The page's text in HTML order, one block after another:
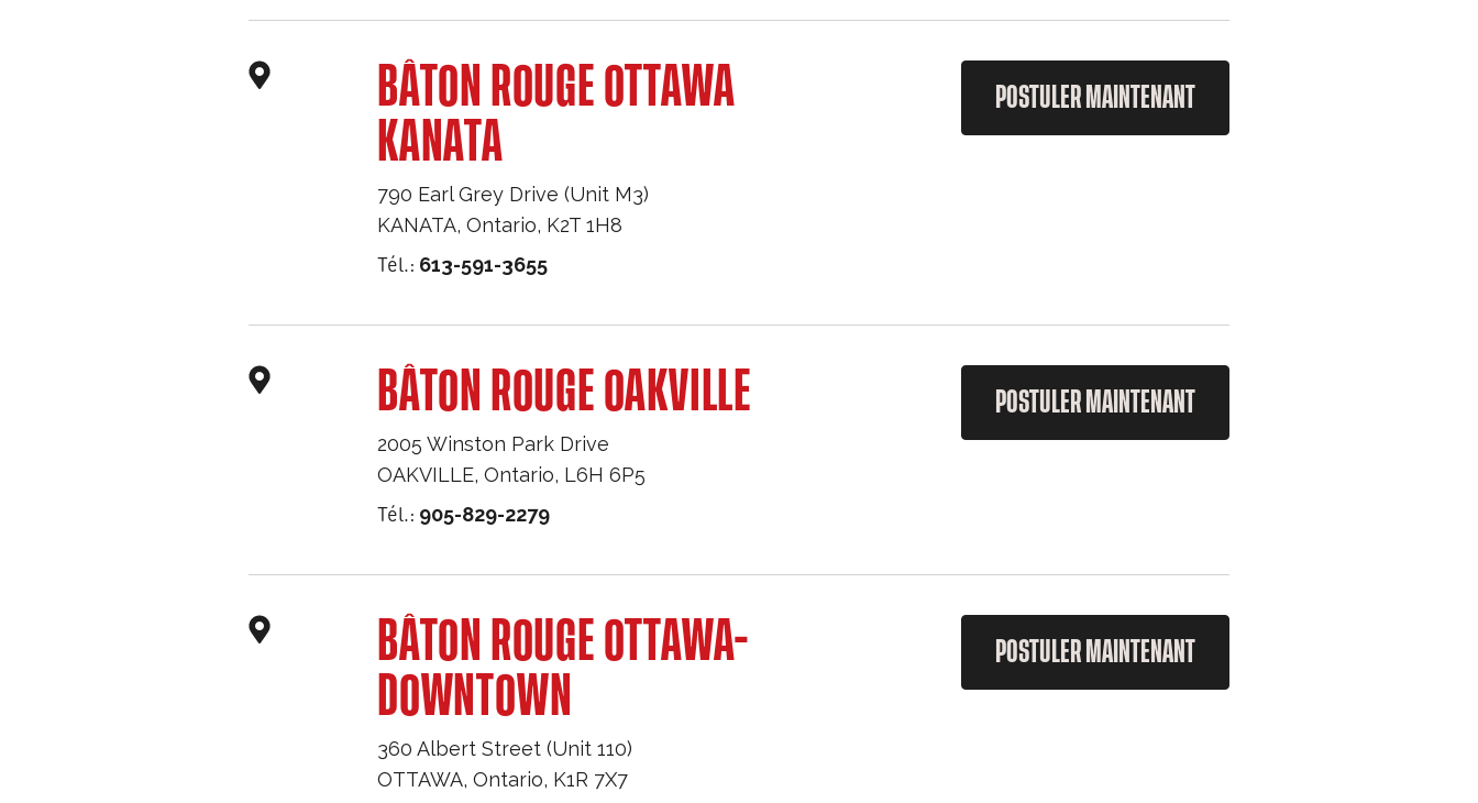
BÂTON ROUGE OTTAWA
KANATA
790 Earl Grey Drive (Unit M3)
KANATA,Ontario, K2T 1H8
Tél.: 613-591-3655
POSTULER MAINTENANT
BÂTON ROUGE OAKVILLE
2005 Winston Park Drive
OAKVILLE,Ontario, L6H 6P5
Tél.: 905-829-2279
POSTULER MAINTENANT
BÂTON ROUGE OTTAWA-
DOWNTOWN
360 Albert Street (Unit 110)
OTTAWA,Ontario, K1R 7X7
POSTULER MAINTENANT